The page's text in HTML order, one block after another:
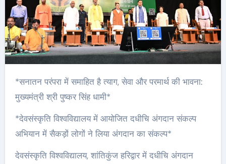
*सनातन परंपरा में समाहित है त्याग, सेवा और परमार्थ की भावना:
मुख्यमंत्री श्री पुष्कर सिंह धामी*
*देवसंस्कृति विश्वविद्यालय में आयोजित दधीचि अंगदान संकल्प
अभियान में सैकड़ों लोगों ने लिया अंगदान का संकल्प*
देवसंस्कृति विश्वविद्यालय, शांतिकुंज हरिद्वार में दधीचि अंगदान